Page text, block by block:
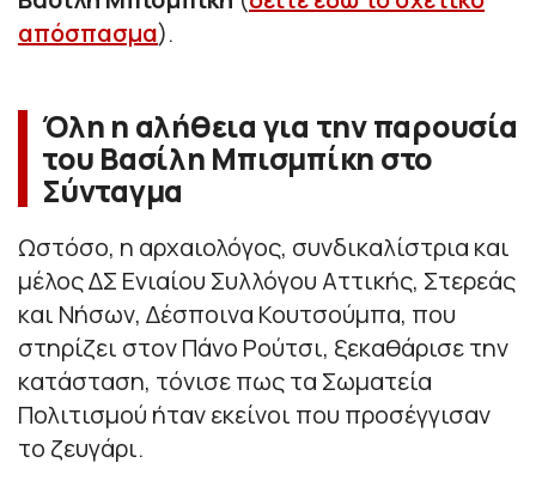
απόσπασμα).
Όλη η αλήθεια για την παρουσία
του Βασίλη Μπισμπίκη στο
Σύνταγμα
Ωστόσο, η αρχαιολόγος, συνδικαλίστρια και
μέλος ΔΣ Ενιαίου Συλλόγου Αττικής, Στερεάς
και Νήσων, Δέσποινα Κουτσούμπα, που
στηρίζει στον Πάνο Ρούτσι, ξεκαθάρισε την
κατάσταση, τόνισε πως τα Σωματεία
Πολιτισμού ήταν εκείνοι που προσέγγισαν
το ζευγάρι.